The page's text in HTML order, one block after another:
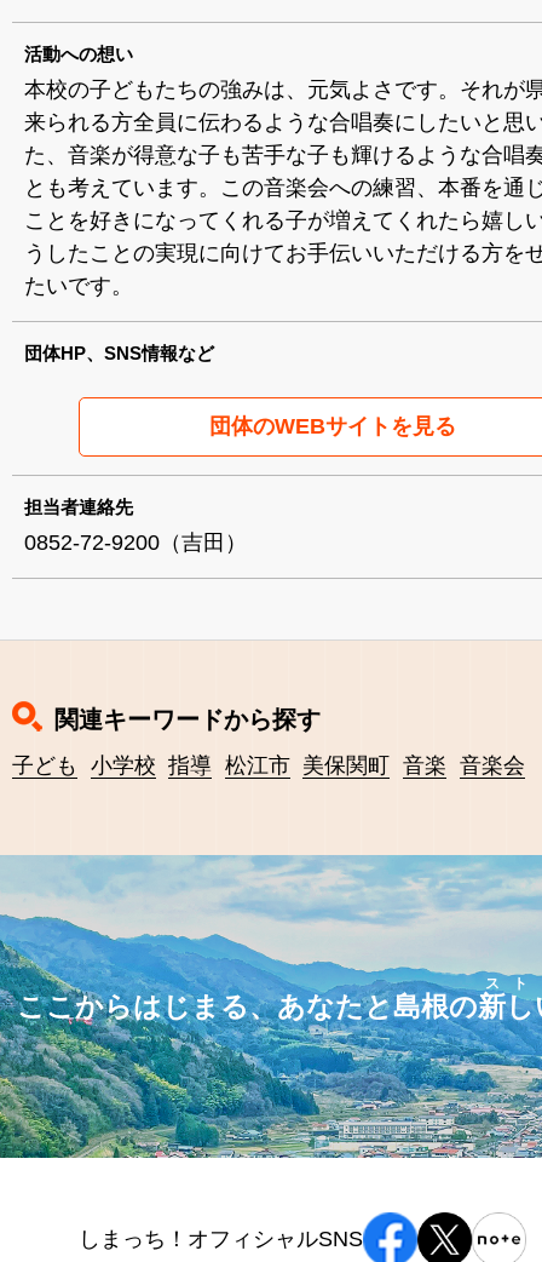
活動への想い
本校の子どもたちの強みは、元気よさです。それが
来られる方全員に伝わるような合唱奏にしたいと思
た、音楽が得意な子も苦手な子も輝けるような合唱
とも考えています。この音楽会への練習、本番を通
ことを好きになってくれる子が増えてくれたら嬉し
うしたことの実現に向けてお手伝いいただける方を
たいです。
団体HP、SNS情報など
団体のWEBサイトを見る
担当者連絡先
0852-72-9200（吉田）
関連キーワードから探す
子ども 小学校 指導 松江市 美保関町 音楽 音楽会
ここからはじまる、あなたと島根の新し
スト
しまっち！オフィシャルSNS